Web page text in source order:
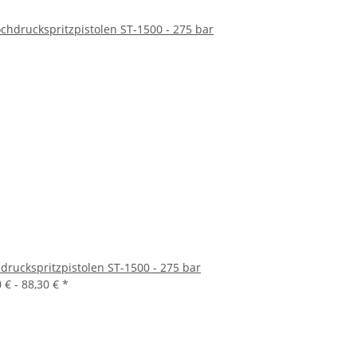
ST-1500 - 275 bar
€ - 88,30 € *